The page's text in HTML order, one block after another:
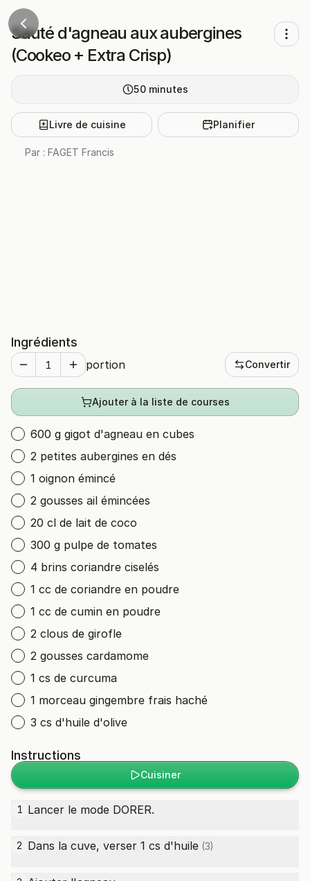
Sauté d'agneau aux aubergines
(Cookeo + Extra Crisp)
50 minutes
Livre de cuisine Planifier
Par : FAGET Francis
Ingrédients
portion Convertir
Ajouter à la liste de courses
600 g gigot d'agneau en cubes
2 petites aubergines en dés
1 oignon émincé
2 gousses ail émincées
20 cl de lait de coco
300 g pulpe de tomates
4 brins coriandre ciselés
1 cc de coriandre en poudre
1 cc de cumin en poudre
2 clous de girofle
2 gousses cardamome
1 cs de curcuma
1 morceau gingembre frais haché
3 cs d'huile d'olive
Instructions
Cuisiner
1 Lancer le mode DORER.
2 Dans la cuve, verser 1 cs d'huile (3)